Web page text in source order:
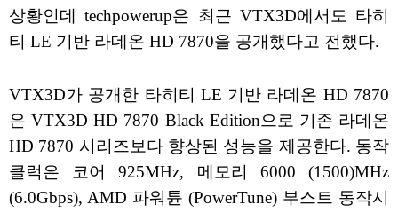
상황인데 techpowerup은 최근 VTX3D에서도 타히
티 LE 기반 라데온 HD 7870을 공개했다고 전했다.
VTX3D가 공개한 타히티 LE 기반 라데온 HD 7870
은 VTX3D HD 7870 Black Edition으로 기존 라데온
HD 7870 시리즈보다 향상된 성능을 제공한다. 동작
클럭은 코어 925MHz, 메모리 6000 (1500)MHz
(6.0Gbps), AMD 파워튠 (PowerTune) 부스트 동작시